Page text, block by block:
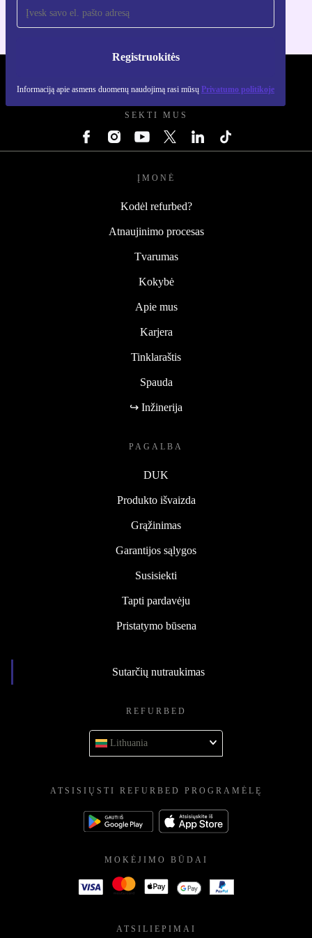
Registruokitės
Informaciją apie asmens duomenų naudojimą rasi mūsų Privatumo politikoje
SEKTI MUS
ĮMONĖ
Kodėl refurbed?
Atnaujinimo procesas
Tvarumas
Kokybė
Apie mus
Karjera
Tinklaraštis
Spauda
↪ Inžinerija
PAGALBA
DUK
Produkto išvaizda
Grąžinimas
Garantijos sąlygos
Susisiekti
Tapti pardavėju
Pristatymo būsena
Sutarčių nutraukimas
REFURBED
Lithuania
ATSISIŲSTI REFURBED PROGRAMĖLĘ
MOKĖJIMO BŪDAI
ATSILIEPIMAI